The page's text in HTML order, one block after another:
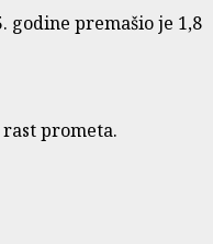
godine premašio je 1,8
prometa.